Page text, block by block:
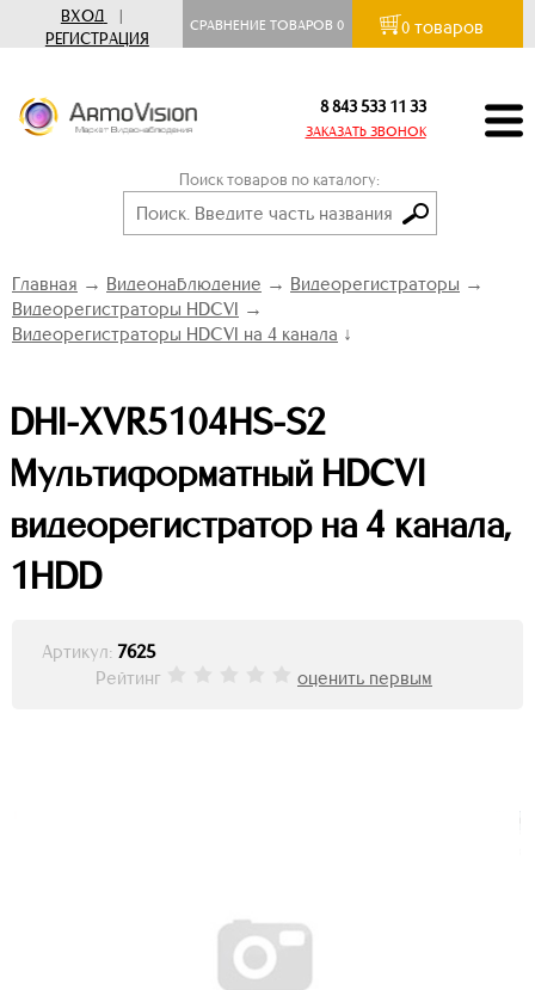
ВХОД
|
РЕГИСТРАЦИЯ
СРАВНЕНИЕ ТОВАРОВ0 0 товаров
8 843 533 11 33
ЗАКАЗАТЬ ЗВОНОК
Поиск товаров по каталогу:
Главная → Видеонаблюдение → Видеорегистраторы →
Видеорегистраторы HDCVI →
Видеорегистраторы HDCVI на 4 канала ↓
DHI-XVR5104HS-S2
Мультиформатный HDCVI
видеорегистратор на 4 канала,
1HDD
Артикул: 7625
Рейтинг
оценить первым